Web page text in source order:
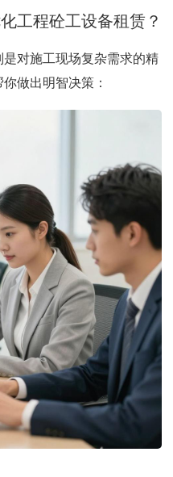
工程砼工设备租赁？
对施工现场复杂需求的精
做出明智决策：